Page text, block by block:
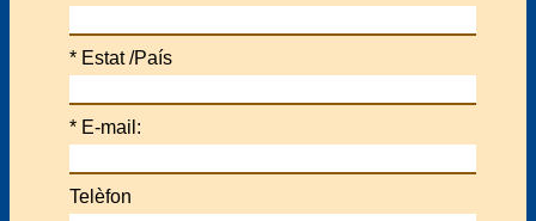
* Estat /País
* E-mail:
Telèfon